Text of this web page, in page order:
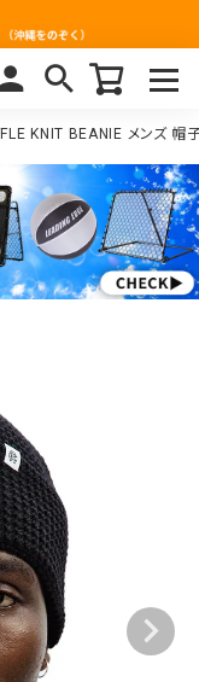
KNIT BEANIE メンズ 帽